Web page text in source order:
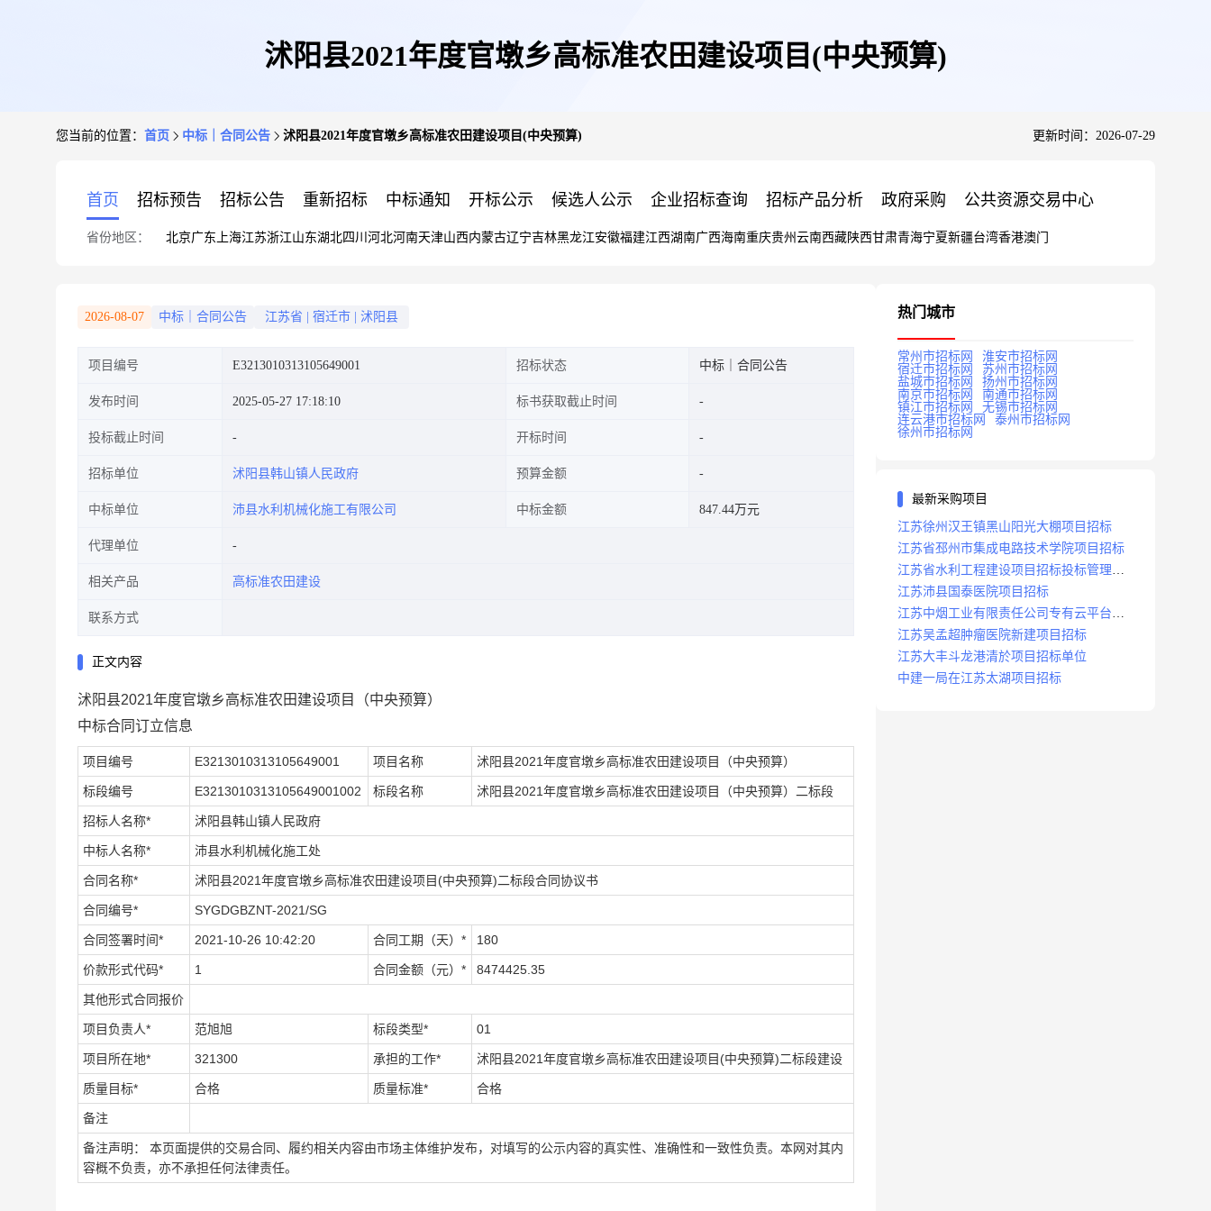
沭阳县2021年度官墩乡高标准农田建设项目(中央预算)
您当前的位置： 首页 中标｜合同公告 沭阳县2021年度官墩乡高标准农田建设项目(中央预算) 更新时间：2026-07-29
首页 招标预告 招标公告 重新招标 中标通知 开标公示 候选人公示 企业招标查询 招标产品分析 政府采购 公共资源交易中心
省份地区： 北京广东 上海江苏浙江山东湖北四川 河北河南天津山西内蒙古辽宁吉林黑龙江安徽福建江西湖南广西海南重庆贵州 云南西藏陕西甘肃青海宁夏新疆台湾香港澳门
2026-08-07 中标｜合同公告 江苏省 宿迁市 沭阳县
项目编号 E3213010313105649001 招标状态 中标｜合同公告
发布时间 2025-05-27 17:18:10 标书获取截止时间
投标截止时间 开标时间
招标单位 沭阳县韩山镇人民政府 预算金额
中标单位 沛县水利机械化施工有限公司 中标金额 847.44万元
代理单位
相关产品 高标准农田建设
联系方式
正文内容
沭阳县2021年度官墩乡高标准农田建设项目（中央预算）
中标合同订立信息
项目编号 E3213010313105649001 项目名称 沭阳县2021年度官墩乡高标准农田建设项目（中央预算）
标段编号 E3213010313105649001002 标段名称 沭阳县2021年度官墩乡高标准农田建设项目（中央预算）二标段
招标人名称* 沭阳县韩山镇人民政府
中标人名称* 沛县水利机械化施工处
合同名称* 沭阳县2021年度官墩乡高标准农田建设项目(中央预算)二标段合同协议书
合同编号* SYGDGBZNT-2021/SG
合同签署时间* 2021-10-26 10:42:20 合同工期（天）* 180
价款形式代码* 1 合同金额（元）* 8474425.35
其他形式合同报价
项目负责人* 范旭旭 标段类型* 01
项目所在地* 321300 承担的工作* 沭阳县2021年度官墩乡高标准农田建设项目(中央预算)二标段建设
质量目标* 合格 质量标准* 合格
备注
备注声明： 本页面提供的交易合同、履约相关内容由市场主体维护发布，对填写的公示内容的真实性、准确性和一致性负责。本网对其内
容概不负责，亦不承担任何法律责任。
热门城市
常州市招标网
淮安市招标网
宿迁市招标网
苏州市招标网
盐城市招标网
扬州市招标网
南京市招标网
南通市招标网
镇江市招标网
无锡市招标网
连云港市招标网
泰州市招标网
徐州市招标网
最新采购项目
江苏徐州汉王镇黑山阳光大棚项目招标
江苏省邳州市集成电路技术学院项目招标
江苏省水利工程建设项目招标投标管理办
法
江苏沛县国泰医院项目招标
江苏中烟工业有限责任公司专有云平台扩
容项目招标
江苏吴孟超肿瘤医院新建项目招标
江苏大丰斗龙港清於项目招标单位
中建一局在江苏太湖项目招标